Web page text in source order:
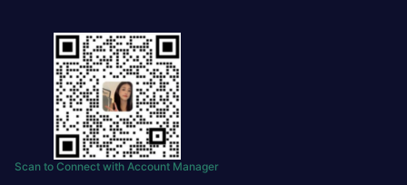
Scan to Connect with Account Manager